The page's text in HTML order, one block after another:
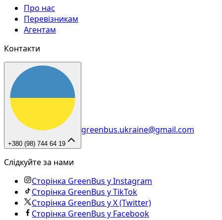
Про нас
Перевізникам
Агентам
Контакти
+380 (98) 744 64 19
greenbus.ukraine@gmail.com
Слідкуйте за нами
Сторінка GreenBus у Instagram
Сторінка GreenBus у TikTok
Сторінка GreenBus у X (Twitter)
Сторінка GreenBus у Facebook